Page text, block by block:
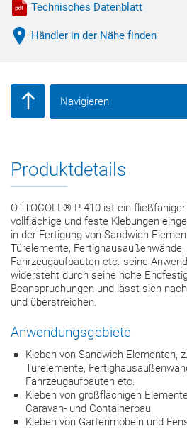
Technisches Datenblatt
Händler in der Nähe finden
Navigieren
Produktdetails
OTTOCOLL® P 410 ist ein
vollflächige und feste Klebungen
in der Fertigung von Sandwich-
Türelemente,
Fahrzeugaufbauten etc. seine
widersteht durch seine hohe
Beanspruchungen und lässt sich
und überstreichen.
Anwendungsgebiete
Kleben von Sandwich-Elementen,
Türelemente,
Fahrzeugaufbauten etc.
Kleben von großflächigen
Caravan- und Containerbau
Kleben von Gartenmöbeln und